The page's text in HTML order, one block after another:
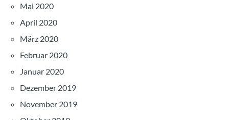
Mai 2020
April 2020
März 2020
Februar 2020
Januar 2020
Dezember 2019
November 2019